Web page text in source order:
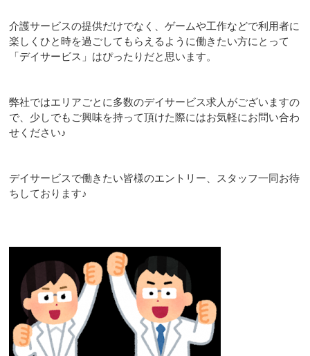
介護サービスの提供だけでなく、ゲームや工作などで利用者に
楽しくひと時を過ごしてもらえるように働きたい方にとって
「デイサービス」はぴったりだと思います。
弊社ではエリアごとに多数のデイサービス求人がございますの
で、少しでもご興味を持って頂けた際にはお気軽にお問い合わ
せください♪
デイサービスで働きたい皆様のエントリー、スタッフ一同お待
ちしております♪